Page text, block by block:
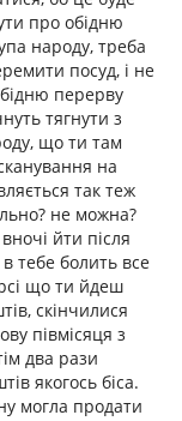
про обідню
народу, треба
посуд, і не
перерву
тягнути з
що ти там
на
так теж
не можна?
йти після
тебе болить все
що ти йдеш
скінчилися
півмісяця з
два рази
якогось біса.
могла продати